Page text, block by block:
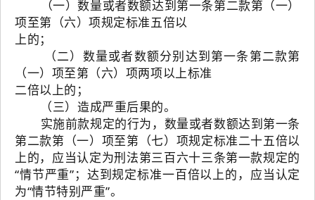
（一）数量或者数额达到第一条第二款第（一）
项至第（六）项规定标准五倍以
上的；
（二）数量或者数额分别达到第一条第二款第
（一）项至第（六）项两项以上标准
二倍以上的；
（三）造成严重后果的。
实施前款规定的行为，数量或者数额达到第一条
第二款第（一）项至第（七）项规定标准二十五倍以
上的，应当认定为刑法第三百六十三条第一款规定的
“情节严重”；达到规定标准一百倍以上的，应当认定
为“情节特别严重”。